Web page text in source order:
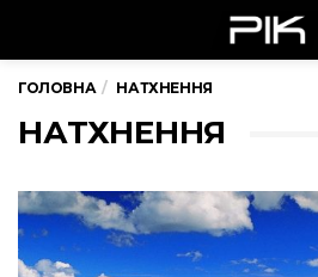
ГОЛОВНА НАТХНЕННЯ
НАТХНЕННЯ